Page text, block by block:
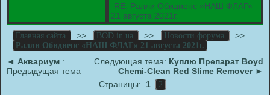
RE: Ралли Обидиенс «НАШ ФЛАГ»
21 августа 2021г.
Главная сайта >> BOD.in.ua >> Новости форума >>
Ралли Обидиенс «НАШ ФЛАГ» 21 августа 2021г.
◄ Аквариум :
Предыдущая тема
Следующая тема: Куплю Препарат Boyd
Chemi-Сlean Red Slime Remover►
Страницы: 1 2